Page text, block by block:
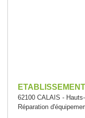
62100 CALAIS -
Réparation